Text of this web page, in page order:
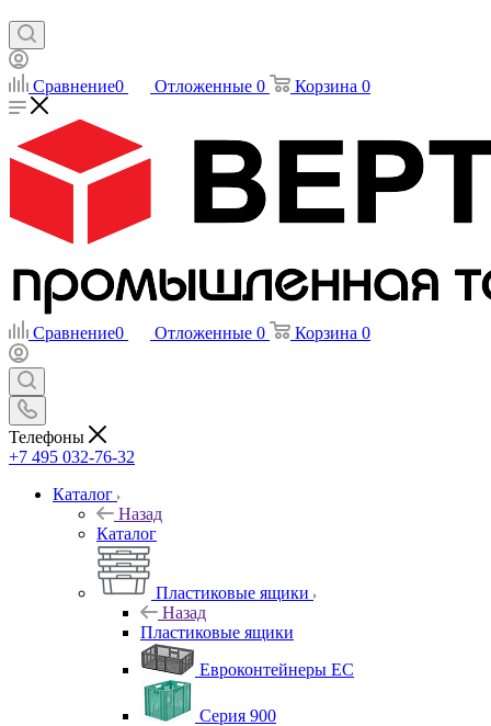
Сравнение0 Отложенные 0 Корзина 0
Сравнение0 Отложенные 0 Корзина 0
Телефоны
+7 495 032-76-32
Каталог
Назад
Каталог
Пластиковые ящики
Назад
Пластиковые ящики
Евроконтейнеры ЕС
Серия 900